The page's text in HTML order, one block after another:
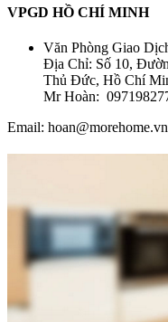
VPGD HỒ CHÍ MINH
Văn Phòng Giao
Địa Chỉ: Số 10,
Thủ Đức, Hồ Chí
Mr Hoàn:
Email: hoan@morehome.vn